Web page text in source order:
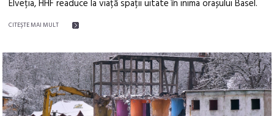
Elveția, HHF readuce la viață spații uitate în inima orașului Basel.
CITEŞTE MAI MULT